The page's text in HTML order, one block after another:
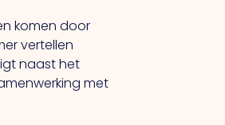
komen door
vertellen
naast het
met